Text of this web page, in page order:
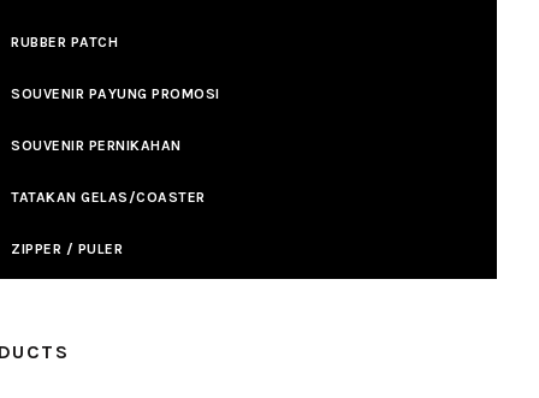
RUBBER PATCH
SOUVENIR PAYUNG PROMOSI
SOUVENIR PERNIKAHAN
TATAKAN GELAS/COASTER
ZIPPER / PULER